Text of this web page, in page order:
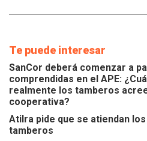
Te puede interesar
SanCor deberá comenzar a
comprendidas en el APE:
realmente los tamberos
cooperativa?
Atilra pide que se atiendan
tamberos